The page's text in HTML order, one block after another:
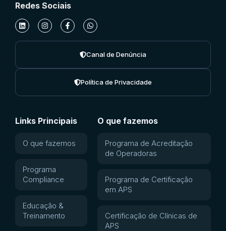
Redes Sociais
Canal de Denúncia
Política de Privacidade
Links Principais
O que fazemos
Programa
Compliance
Educação &
Treinamento
O que fazemos
Programa de Acreditação
de Operadoras
Programa de Certificação
em APS
Certificação de Clínicas de
APS